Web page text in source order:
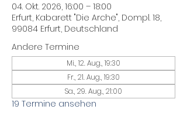
04. Okt. 2026, 16:00 – 18:00
Erfurt, Kabarett "Die Arche", Dompl. 18,
99084 Erfurt, Deutschland
Andere Termine
Mi., 12. Aug., 19:30
Fr., 21. Aug., 19:30
Sa., 29. Aug., 21:00
19 Termine ansehen